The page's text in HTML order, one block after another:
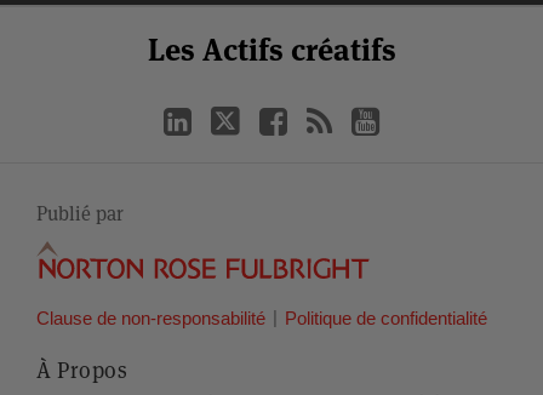
Les Actifs créatifs
Facebook
Publié par
Clause de non-responsabilité Politique de confidentialité
À Propos